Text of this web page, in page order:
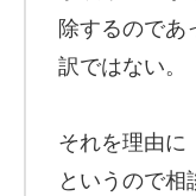
除するのであ
訳ではない。
それを理由に
というので相